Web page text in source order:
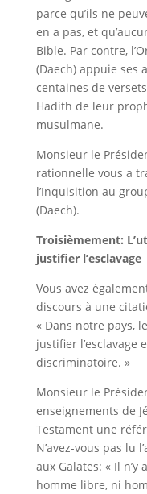
parce qu’ils ne
en a pas, et
Bible. Par contre,
(Daech) appuie ses
centaines de
Hadith de leur
musulmane.
Monsieur le
rationnelle vous a
l’Inquisition au
(Daech).
Troisièmement:
justifier l’esclavage
Vous avez
discours à une
« Dans notre pays,
justifier l’esclavage
discriminatoire. »
Monsieur le
enseignements de
Testament une
N’avez-vous pas lu
aux Galates: « Il
homme libre, ni